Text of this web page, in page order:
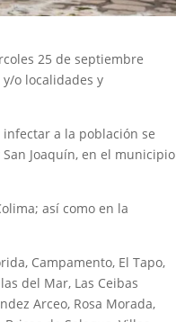
25 de septiembre
o localidades y
a la población se
Joaquín, en el municipio
así como en la
Campamento, El Tapo,
del Mar, Las Ceibas
Arceo, Rosa Morada,